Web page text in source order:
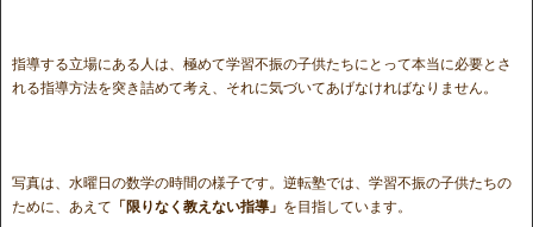
指導する立場にある人は、極めて学習不振の子供たちにとって本当に必要とさ
れる指導方法を突き詰めて考え、それに気づいてあげなければなりません。
写真は、水曜日の数学の時間の様子です。逆転塾では、学習不振の子供たちの
ために、あえて 「限りなく教えない指導」 を目指しています。